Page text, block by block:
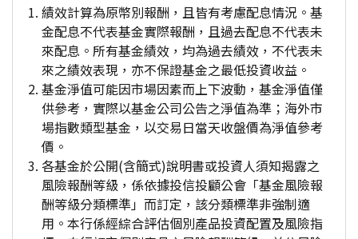
績效計算為原幣別報酬，且皆有考慮配息情況。基
金配息不代表基金實際報酬，且過去配息不代表未
來配息。所有基金績效，均為過去績效，不代表未
來之績效表現，亦不保證基金之最低投資收益。
基金淨值可能因市場因素而上下波動，基金淨值僅
供參考，實際以基金公司公告之淨值為準；海外市
場指數類型基金，以交易日當天收盤價為淨值參考
價。
各基金於公開(含簡式)說明書或投資人須知揭露之
風險報酬等級，係依據投信投顧公會「基金風險報
酬等級分類標準」而訂定，該分類標準非強制適
用。本行係經綜合評估個別產品投資配置及風險指